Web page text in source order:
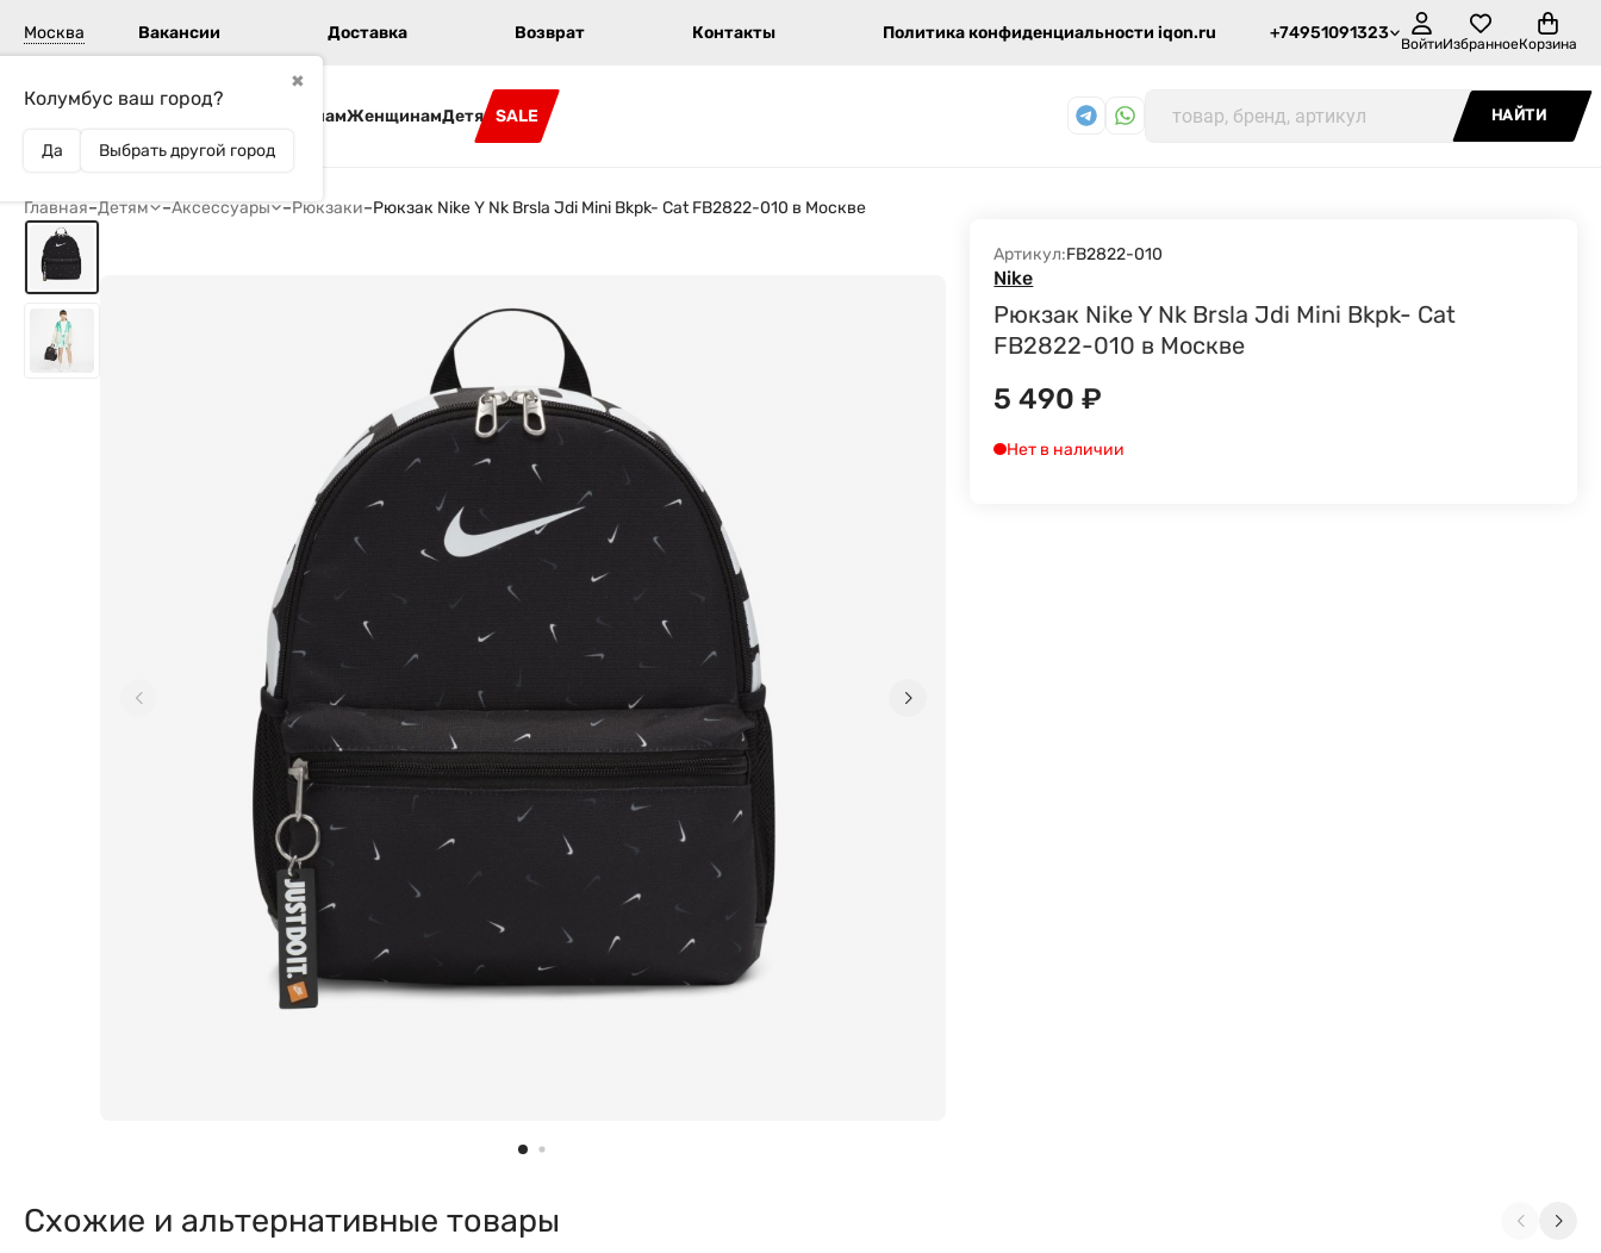
Москва
✖
Колумбус ваш город?
Да Выбрать другой город
Вакансии Доставка Возврат Контакты Политика конфиденциальности iqon.ru +74951091323
ВойтиИзбранноеКорзина
МужчинамЖенщинамДетям SALE НАЙТИ
Главная–Детям –Аксессуары –Рюкзаки–Рюкзак Nike Y Nk Brsla Jdi Mini Bkpk- Cat FB2822-010 в Москве
Артикул:FB2822-010
Nike
Рюкзак Nike Y Nk Brsla Jdi Mini Bkpk- Cat
FB2822-010 в Москве
5 490₽
Нет в наличии
Схожие и альтернативные товары